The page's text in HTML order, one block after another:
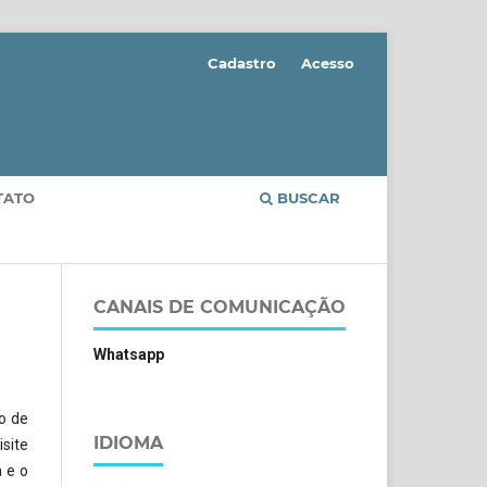
BUSCAR
Cadastro Acesso
de
e o
CANAIS DE COMUNICAÇÃO
Whatsapp
IDIOMA